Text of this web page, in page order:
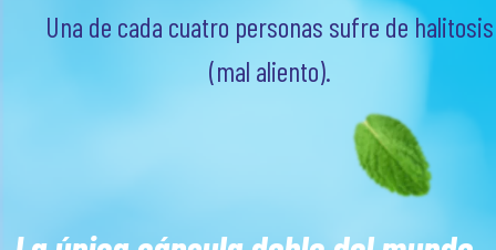
Una de cada cuatro personas sufre de halitosis
(mal aliento).